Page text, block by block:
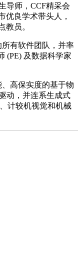
师，CCF精采会
优良学术带头人，
教员。
有软件团队，并率
(PE) 及数据科学家
高保实度的基于物
动，并连系生成式
计较机视觉和机械